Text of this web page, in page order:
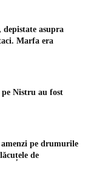
asupra
Marfa era
Nistru au fost
pe drumurile
de